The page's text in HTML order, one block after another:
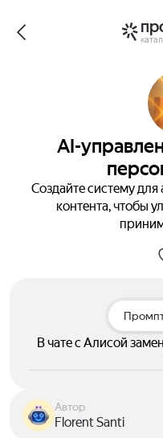
AI-
Создайте систему
контента, чтобы
В чате с Алисой
Автор
Florent Santi